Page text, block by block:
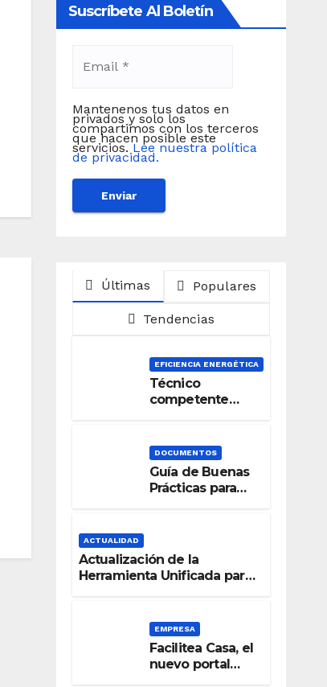
Suscríbete Al Boletín
Mantenenos tus datos en
privados y solo los
compartimos con los terceros
que hacen posible este
servicios. Lee nuestra política
de privacidad.
Últimas Populares
Tendencias
EFICIENCIA ENERGÉTICA
Técnico
competente
la Eficiencia
Energética
DOCUMENTOS
Guía de Buenas
Prácticas para
ACTUALIDAD
Actualización de la
Herramienta Unificada para
EMPRESA
Facilitea Casa, el
nuevo portal